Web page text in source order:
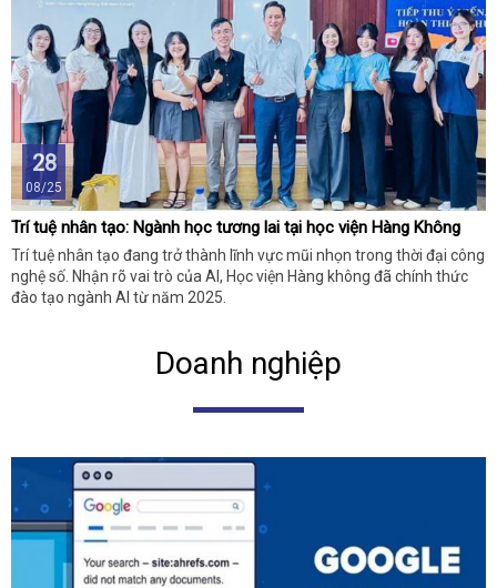
28
08/25
Trí tuệ nhân tạo: Ngành học tương lai tại học viện Hàng Không
Trí tuệ nhân tạo đang trở thành lĩnh vực mũi nhọn trong thời đại công
nghệ số. Nhận rõ vai trò của AI, Học viện Hàng không đã chính thức
đào tạo ngành AI từ năm 2025.
Doanh nghiệp